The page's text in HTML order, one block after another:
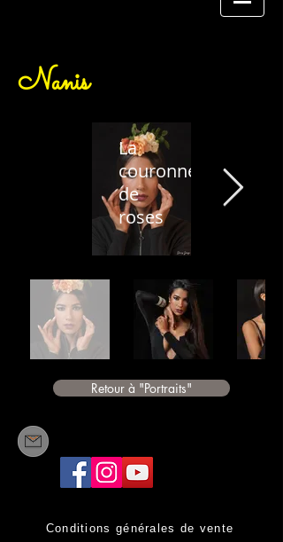
Nanis
La
couronne
de
roses
Retour à "Portraits"
Conditions générales de vente